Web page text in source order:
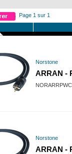
Page 1 sur 1
Norstone
ARRAN -
Norstone
ARRAN -